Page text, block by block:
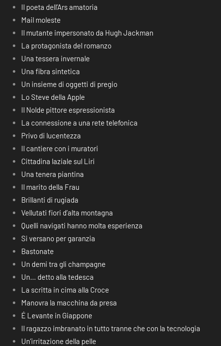
Il poeta dell’Ars amatoria
Mail moleste
Il mutante impersonato da Hugh Jackman
La protagonista del romanzo
Una tessera invernale
Una fibra sintetica
Un insieme di oggetti di pregio
Lo Steve della Apple
Il Nolde pittore espressionista
La connessione a una rete telefonica
Privo di lucentezza
Il cantiere con i muratori
Cittadina laziale sul Liri
Una tenera piantina
Il marito della Frau
Brillanti di rugiada
Vellutati fiori d’alta montagna
Quelli navigati hanno molta esperienza
Si versano per garanzia
Bastonate
Un demi tra gli champagne
Un… detto alla tedesca
La scritta in cima alla Croce
Manovra la macchina da presa
É Levante in Giappone
Il ragazzo imbranato in tutto tranne che con la tecnologia
Un’irritazione della pelle